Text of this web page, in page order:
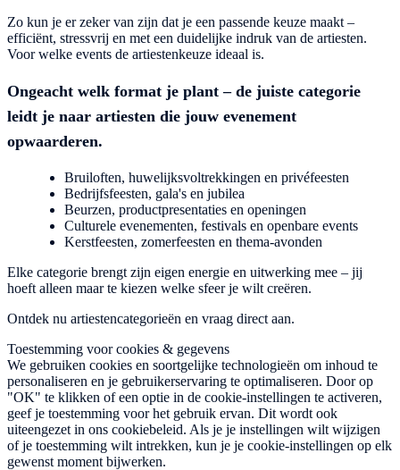
Zo kun je er zeker van zijn dat je een passende keuze maakt –
efficiënt, stressvrij en met een duidelijke indruk van de artiesten.
Voor welke events de artiestenkeuze ideaal is.
Ongeacht welk format je plant – de juiste categorie
leidt je naar artiesten die jouw evenement
opwaarderen.
Bruiloften, huwelijksvoltrekkingen en privéfeesten
Bedrijfsfeesten, gala's en jubilea
Beurzen, productpresentaties en openingen
Culturele evenementen, festivals en openbare events
Kerstfeesten, zomerfeesten en thema-avonden
Elke categorie brengt zijn eigen energie en uitwerking mee – jij
hoeft alleen maar te kiezen welke sfeer je wilt creëren.
Ontdek nu artiestencategorieën en vraag direct aan.
Toestemming voor cookies & gegevens
We gebruiken cookies en soortgelijke technologieën om inhoud te
personaliseren en je gebruikerservaring te optimaliseren. Door op
"OK" te klikken of een optie in de cookie-instellingen te activeren,
geef je toestemming voor het gebruik ervan. Dit wordt ook
uiteengezet in ons cookiebeleid. Als je je instellingen wilt wijzigen
of je toestemming wilt intrekken, kun je je cookie-instellingen op elk
gewenst moment bijwerken.